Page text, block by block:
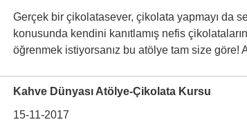
Gerçek bir çikolatasever, çikolata yapmayı da
konusunda kendini kanıtlamış nefis
öğrenmek istiyorsanız bu atölye tam size
Kahve Dünyası Atölye-Çikolata Kursu
15-11-2017